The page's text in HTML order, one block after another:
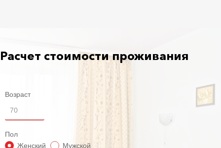
Расчет стоимости проживания